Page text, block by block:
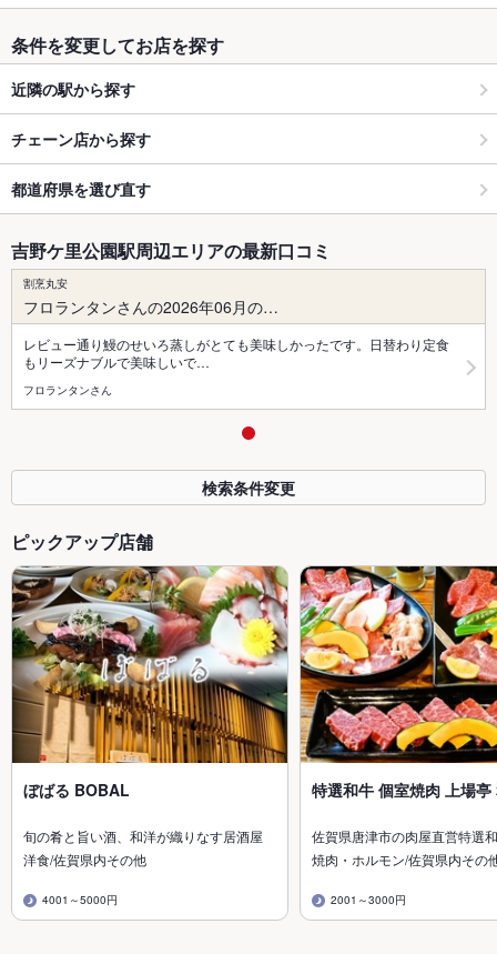
条件を変更してお店を探す
近隣の駅から探す
チェーン店から探す
都道府県を選び直す
吉野ケ里公園駅周辺エリアの最新口コミ
割烹丸安
フロランタンさんの2026年06月の…
レビュー通り鰻のせいろ蒸しがとても美味しかったです。日替わり定食
もリーズナブルで美味しいで…
フロランタンさん
検索条件変更
ピックアップ店舗
ぼばる BOBAL
旬の肴と旨い酒、和洋が織りなす居酒屋
洋食/佐賀県内その他
4001～5000円
特選和牛 個室焼肉 上場亭
佐賀県唐津市の肉屋直営特選
焼肉・ホルモン/佐賀県内その
2001～3000円